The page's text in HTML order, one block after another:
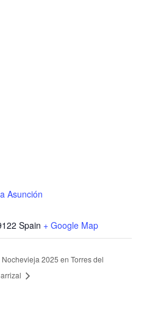
Asunción
Spain + Google Map
Nochevieja 2025 en Torres del